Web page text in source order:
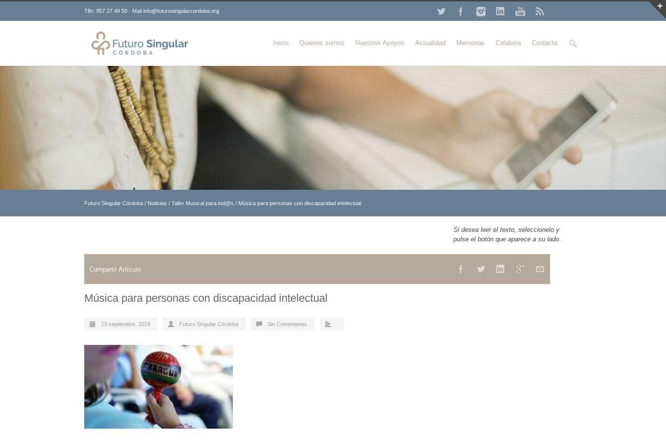
Tlfn: 957 27 49 50 - Mail info@futurosingularcordoba.org
Buscar
Inicio Quienes somos Nuestros Apoyos Actualidad Memorias Colabora Contacta
Futuro Singular Córdoba / Noticias / Taller Musical para tod@s / Música para personas con discapacidad intelectual
Si desea leer el texto, seleccionelo y
pulse el botón que aparece a su lado.
Compartir Artículo
Música para personas con discapacidad intelectual
23 septiembre, 2019 Futuro Singular Córdoba Sin Comentarios